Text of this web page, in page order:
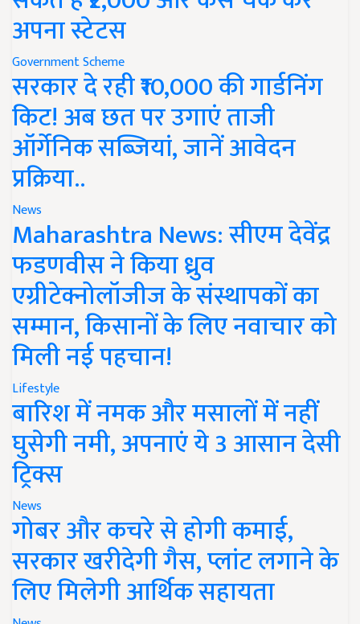
अपना स्टेटस
Government Scheme
सरकार दे रही ₹10,000 की गार्डनिंग
किट! अब छत पर उगाएं ताजी
ऑर्गेनिक सब्जियां, जानें आवेदन
प्रक्रिया..
News
Maharashtra News: सीएम देवेंद्र
फडणवीस ने किया ध्रुव
एग्रीटेक्नोलॉजीज के संस्थापकों का
सम्मान, किसानों के लिए नवाचार को
मिली नई पहचान!
Lifestyle
बारिश में नमक और मसालों में नहीं
घुसेगी नमी, अपनाएं ये 3 आसान देसी
ट्रिक्स
News
गोबर और कचरे से होगी कमाई,
सरकार खरीदेगी गैस, प्लांट लगाने के
लिए मिलेगी आर्थिक सहायता